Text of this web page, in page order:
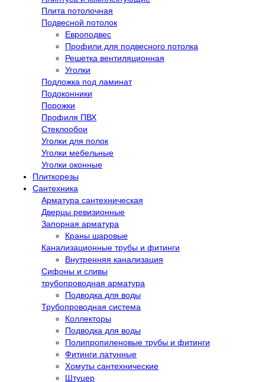
Плита потолочная
Подвесной потолок
Европодвес
Профили для подвесного потолка
Решетка вентиляционная
Уголки
Подложка под ламинат
Подоконники
Порожки
Профиля ПВХ
Стеклообои
Уголки для полок
Уголки мебельные
Уголки оконные
Плиткорезы
Сантехника
Арматура сантехническая
Дверцы ревизионные
Запорная арматура
Краны шаровые
Канализационные трубы и фитинги
Внутренняя канализация
Сифоны и сливы
трубопроводная арматура
Подводка для воды
Трубопроводная система
Коллекторы
Подводка для воды
Полипропиленовые трубы и фитинги
Фитинги латунные
Хомуты сантехнические
Штуцер